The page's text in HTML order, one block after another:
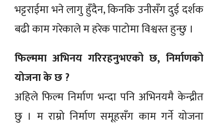
भट्टराईमा भने लागु हुँदैन, किनकि उनीसँग दुई दर्शक
बढी काम गरेकाले म हरेक पाटोमा विश्वस्त हुन्छु ।
फिल्ममा अभिनय गरिरहनुभएको छ, निर्माणको
योजना के छ ?
अहिले फिल्म निर्माण भन्दा पनि अभिनयमै केन्द्रीत
छु । म राम्रो निर्माण समूहसँग काम गर्ने योजना